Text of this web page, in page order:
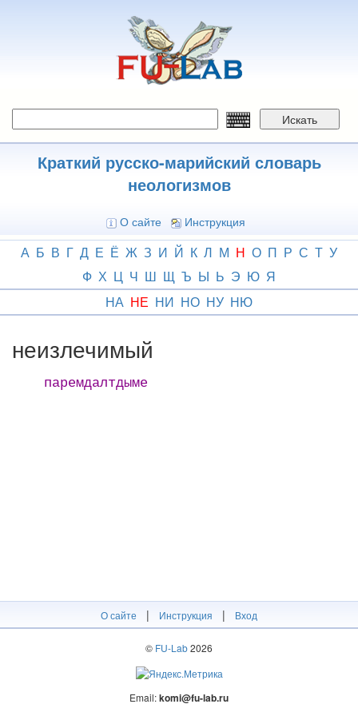
Искать
Краткий русско-марийский словарь
неологизмов
О сайте Инструкция
А Б В Г Д Е Ё Ж З И Й К Л М Н О П Р С Т У
Ф Х Ц Ч Ш Щ Ъ Ы Ь Э Ю Я
НА НЕ НИ НО НУ НЮ
неизлечимый
паремдалтдыме
О сайте | Инструкция | Вход
© FU-Lab2026
Email:komi@fu-lab.ru